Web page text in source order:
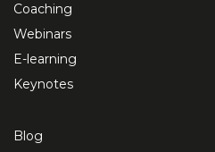
Coaching
Webinars
E-learning
Keynotes
Blog